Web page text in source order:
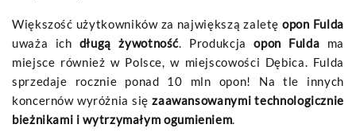
Większość użytkowników za największą zaletęopon Fulda
uważa ich długą żywotność. Produkcjaopon Fulda ma
miejsce również w Polsce, w miejscowości Dębica. Fulda
sprzedaje rocznie ponad 10 mln opon! Na tle innych
koncernów wyróżnia sięzaawansowanymi technologicznie
bieżnikami i wytrzymałym ogumieniem.